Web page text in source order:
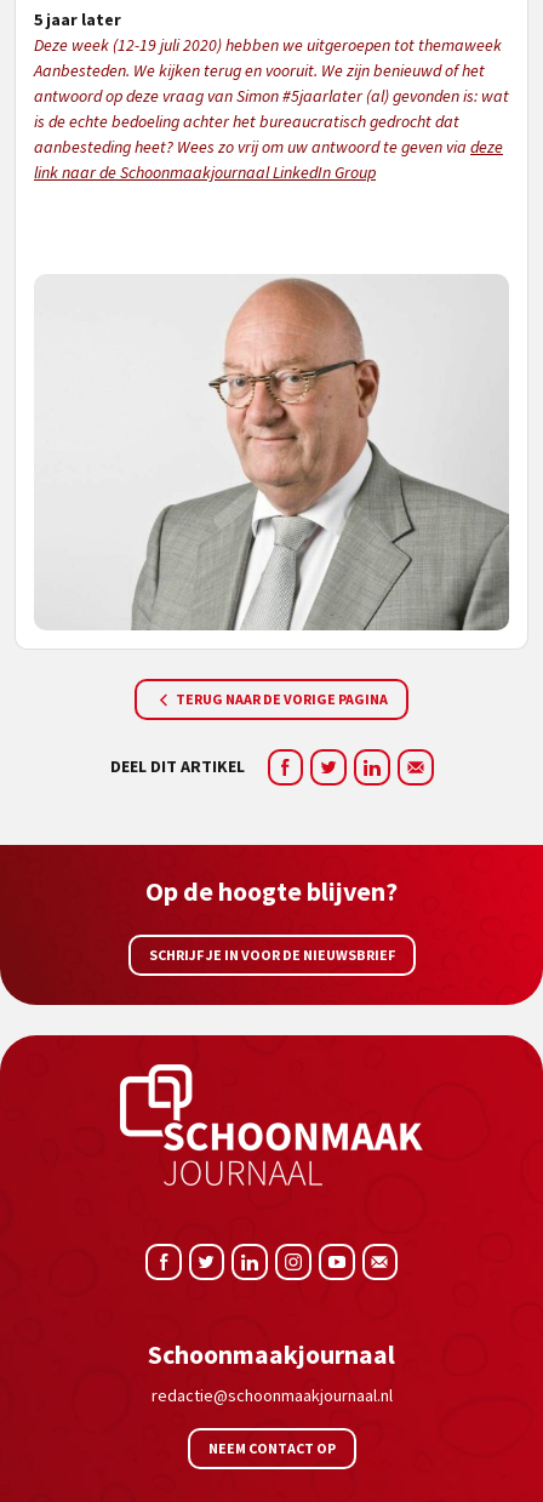
5 jaar later
Deze week (12-19 juli 2020) hebben we uitgeroepen tot themaweek
Aanbesteden. We kijken terug en vooruit. We zijn benieuwd of het
antwoord op deze vraag van Simon #5jaarlater (al) gevonden is: wat
is de echte bedoeling achter het bureaucratisch gedrocht dat
aanbestedingheet? Wees zo vrij om uw antwoord te geven via deze
link naar de Schoonmaakjournaal LinkedIn Group
TERUG NAAR DE VORIGE PAGINA
DEEL DIT ARTIKEL
Op de hoogte blijven?
SCHRIJF JE IN VOOR DE NIEUWSBRIEF
Schoonmaakjournaal
redactie@schoonmaakjournaal.nl
NEEM CONTACT OP